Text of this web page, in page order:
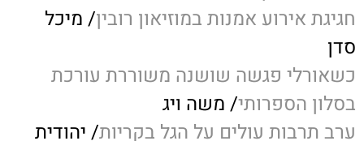
חגיגת אירוע אמנות במוזיאון רובין/ מיכל
סדן
כשאורלי פגשה שושנה משוררת עורכת
בסלון הספרותי/ משה ויג
ערב תרבות עולים על הגל בקריות/ יהודית